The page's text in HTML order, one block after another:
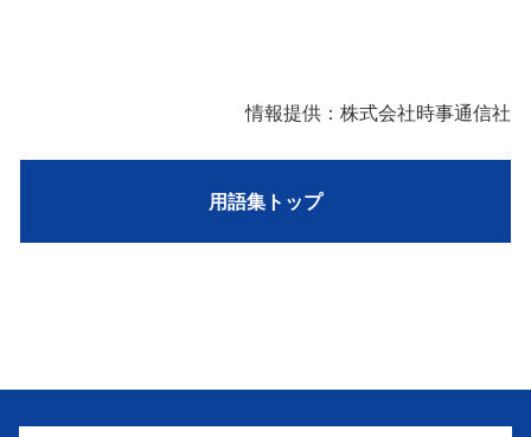
情報提供：株式会社時事通信社
用語集トップ